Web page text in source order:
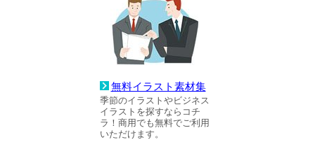
無料イラスト素材集
季節のイラストやビジネス
イラストを探すならコチ
ラ！商用でも無料でご利用
いただけます。